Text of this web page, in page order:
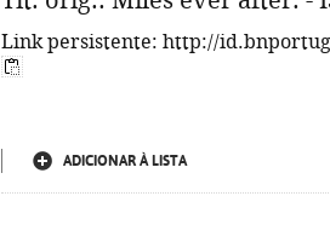
Link persistente: http://
ADICIONAR À LISTA